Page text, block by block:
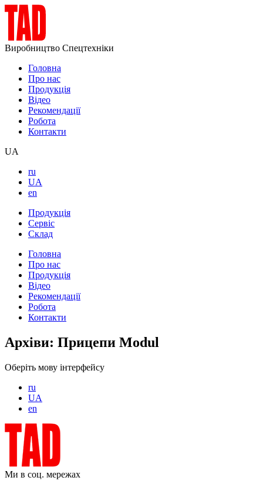
Виробництво Спецтехніки
Головна
Про нас
Продукція
Відео
Рекомендації
Робота
Контакти
UA
ru
UA
en
Продукція
Сервіс
Склад
Головна
Про нас
Продукція
Відео
Рекомендації
Робота
Контакти
Архіви: Прицепи Modul
Оберіть мову інтерфейсу
ru
UA
en
Ми в соц. мережах